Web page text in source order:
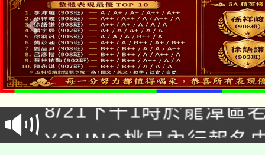
「本色祭」8/29、30在
場熱烈登場!
徵才活動。
YOUNG桃局內行報名